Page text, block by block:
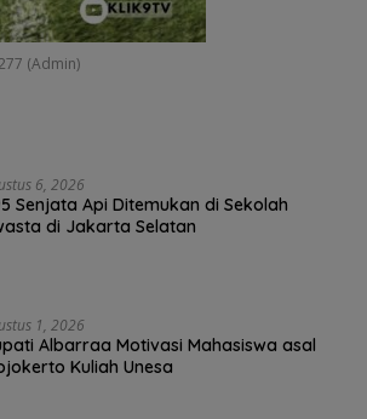
(Admin)
6, 2026
Senjata Api Ditemukan di Sekolah
di Jakarta Selatan
1, 2026
Albarraa Motivasi Mahasiswa asal
Kuliah Unesa